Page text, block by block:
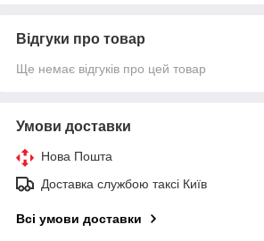
Відгуки про товар
Ще немає відгуків про цей товар
Умови доставки
Нова Пошта
Доставка службою таксі Київ
Всі умови доставки